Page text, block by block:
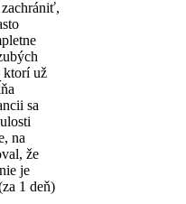
zachrániť,
ktorí už
sa
na
že
je
1 deň)